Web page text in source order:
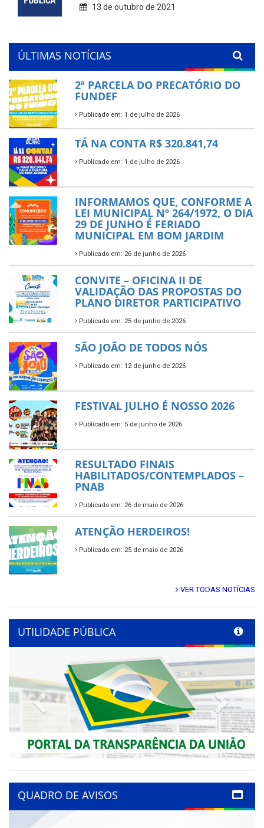
13 de outubro de 2021
ÚLTIMAS NOTÍCIAS
2ª PARCELA DO PRECATÓRIO DO
FUNDEF
Publicado em: 1 de julho de 2026
TÁ NA CONTA R$ 320.841,74
Publicado em: 1 de julho de 2026
INFORMAMOS QUE, CONFORME A
LEI MUNICIPAL Nº 264/1972, O DIA
29 DE JUNHO É FERIADO
MUNICIPAL EM BOM JARDIM
Publicado em: 26 de junho de 2026
CONVITE – OFICINA II DE
VALIDAÇÃO DAS PROPOSTAS DO
PLANO DIRETOR PARTICIPATIVO
Publicado em: 25 de junho de 2026
SÃO JOÃO DE TODOS NÓS
Publicado em: 12 de junho de 2026
FESTIVAL JULHO É NOSSO 2026
Publicado em: 5 de junho de 2026
RESULTADO FINAIS
HABILITADOS/CONTEMPLADOS –
PNAB
Publicado em: 26 de maio de 2026
ATENÇÃO HERDEIROS!
Publicado em: 25 de maio de 2026
VER TODAS NOTÍCIAS
UTILIDADE PÚBLICA
Previous Next
QUADRO DE AVISOS